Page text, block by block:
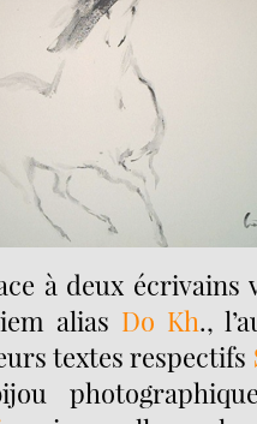
à deux écrivains
alias Do Kh.,
textes respectifs